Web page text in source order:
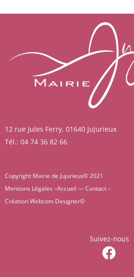
12 rue Jules Ferry, 01640 Jujurieux
Tél.: 04 74 36 82 66
Copyright Mairie de Jujurieux© 2021
Mentions Légales –Accueil —Contact–
CréationWebcom Designer©
Suivez-nous